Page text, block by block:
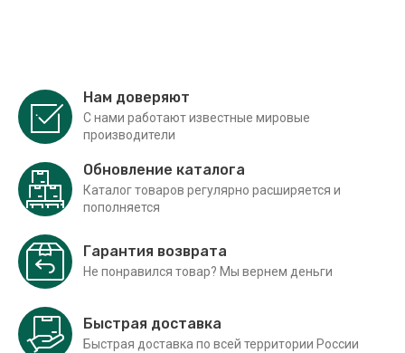
Нам доверяют
С нами работают известные мировые
производители
Обновление каталога
Каталог товаров регулярно расширяется и
пополняется
Гарантия возврата
Не понравился товар? Мы вернем деньги
Быстрая доставка
Быстрая доставка по всей территории России